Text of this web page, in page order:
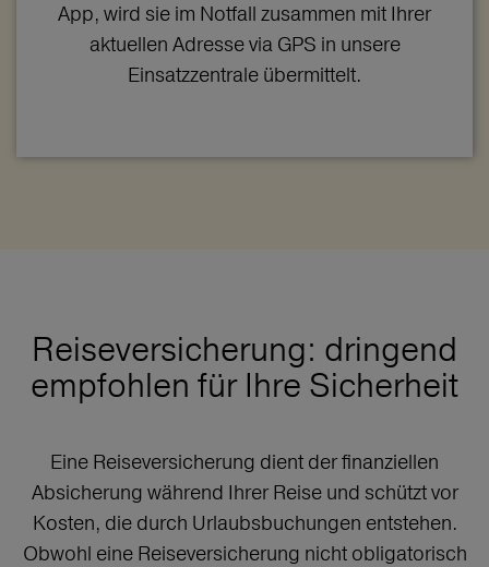
App, wird sie im Notfall zusammen mit Ihrer
aktuellen Adresse via GPS in unsere
Einsatzzentrale übermittelt.
Reiseversicherung: dringend
empfohlen für Ihre Sicherheit
Eine Reiseversicherung dient der finanziellen
Absicherung während Ihrer Reise und schützt vor
Kosten, die durch Urlaubsbuchungen entstehen.
Obwohl eine Reiseversicherung nicht obligatorisch